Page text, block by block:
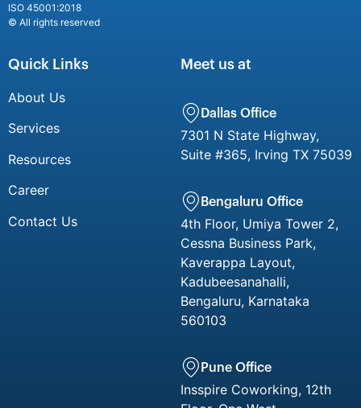
ISO 45001:2018
© All rights reserved
Quick Links
About Us
Services
Resources
Career
Contact Us
Meet us at
Dallas Office
7301 N State Highway,
Suite #365, Irving TX 75039
Bengaluru Office
4th Floor, Umiya Tower 2,
Cessna Business Park,
Kaverappa Layout,
Kadubeesanahalli,
Bengaluru, Karnataka
560103
Pune Office
Insspire Coworking, 12th